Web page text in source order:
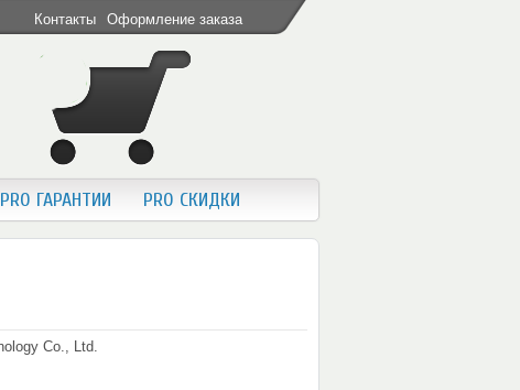
Контакты Оформление заказа
PRO ГАРАНТИИ PRO СКИДКИ
Co., Ltd.